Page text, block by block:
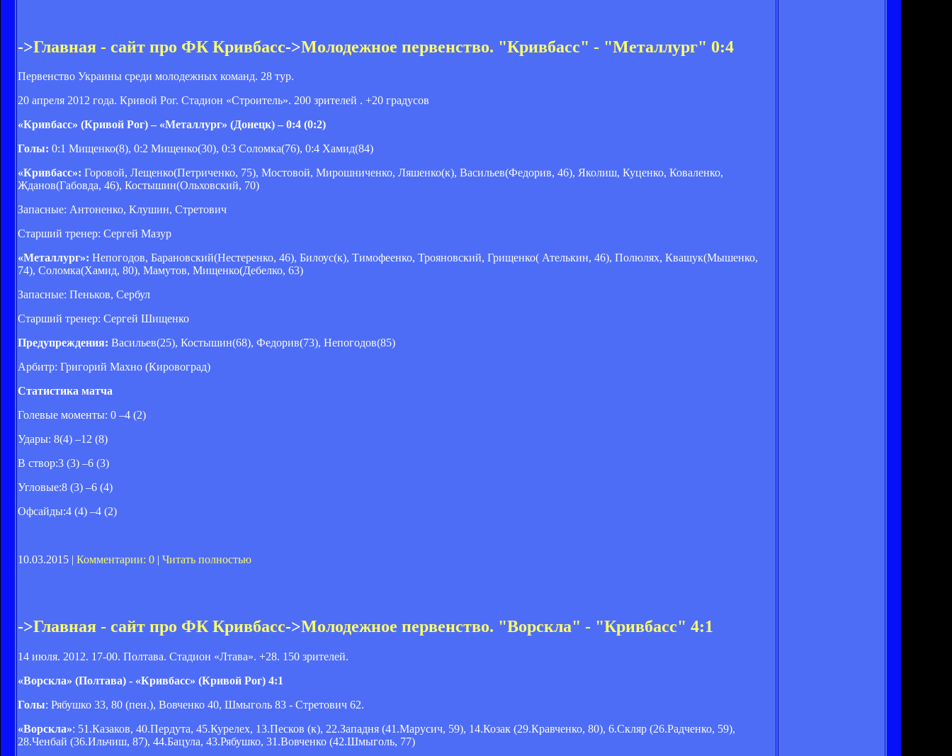
->Главная - сайт про ФК Кривбасс->Молодежное первенство. "Кривбасс" - "Металлург" 0:4
Первенство Украины среди молодежных команд. 28 тур.
20 апреля 2012 года. Кривой Рог. Стадион «Строитель». 200 зрителей . +20 градусов
«Кривбасс» (Кривой Рог) – «Металлург» (Донецк) – 0:4 (0:2)
Голы: 0:1 Мищенко(8), 0:2 Мищенко(30), 0:3 Соломка(76), 0:4 Хамид(84)
«Кривбасс»: Горовой, Лещенко(Петриченко, 75), Мостовой, Мирошниченко, Ляшенко(к), Васильев(Федорив, 46), Яколиш, Куценко, Коваленко,
Жданов(Габовда, 46), Костышин(Ольховский, 70)
Запасные: Антоненко, Клушин, Стретович
Старший тренер: Сергей Мазур
«Металлург»: Непогодов, Барановский(Нестеренко, 46), Билоус(к), Тимофеенко, Трояновский, Грищенко( Ателькин, 46), Полюлях, Квашук(Мышенко,
74), Соломка(Хамид, 80), Мамутов, Мищенко(Дебелко, 63)
Запасные: Пеньков, Сербул
Старший тренер: Сергей Шищенко
Предупреждения: Васильев(25), Костышин(68), Федорив(73), Непогодов(85)
Арбитр: Григорий Махно (Кировоград)
Статистика матча
Голевые моменты: 0 –4 (2)
Удары: 8(4) –12 (8)
В створ:3 (3) –6 (3)
Угловые:8 (3) –6 (4)
Офсайды:4 (4) –4 (2)
10.03.2015 | Комментарии: 0 | Читать полностью
->Главная - сайт про ФК Кривбасс->Молодежное первенство. "Ворскла" - "Кривбасс" 4:1
14 июля. 2012. 17-00. Полтава. Стадион «Лтава». +28. 150 зрителей.
«Ворскла» (Полтава) - «Кривбасс» (Кривой Рог) 4:1
Голы: Рябушко 33, 80 (пен.), Вовченко 40, Шмыголь 83 - Стретович 62.
«Ворскла»: 51.Казаков, 40.Пердута, 45.Курелех, 13.Песков (к), 22.Западня (41.Марусич, 59), 14.Козак (29.Кравченко, 80), 6.Скляр (26.Радченко, 59),
28.Ченбай (36.Ильчиш, 87), 44.Бацула, 43.Рябушко, 31.Вовченко (42.Шмыголь, 77)